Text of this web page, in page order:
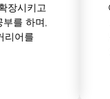
장시키고
를 하며,
리어를